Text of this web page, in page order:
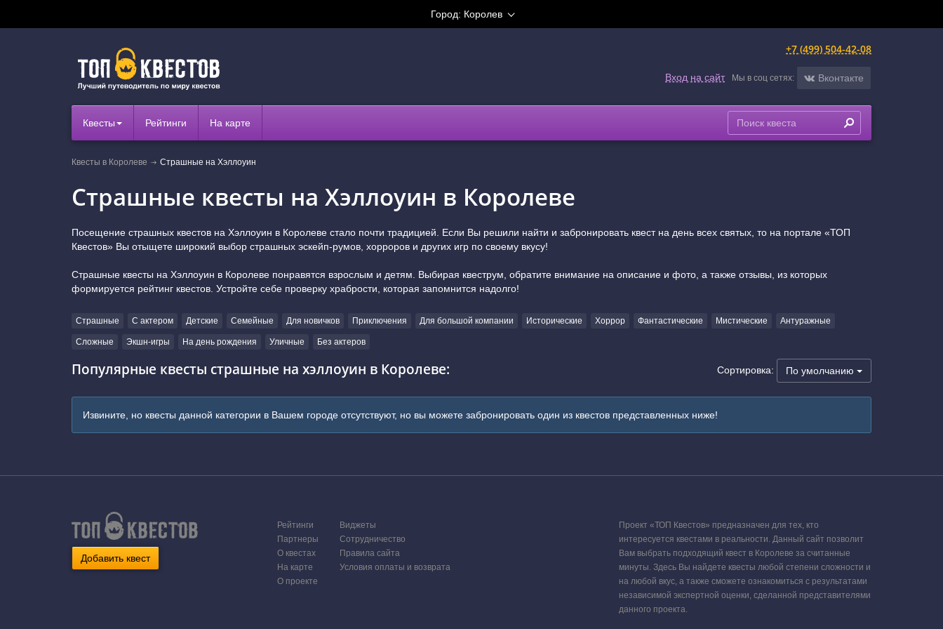
Город: Королев
+7 (499) 504-42-08
Вход на сайт Мы в соц сетях: Вконтакте
Квесты Рейтинги На карте
Квесты в Королеве Страшные на Хэллоуин
Страшные квесты на Хэллоуин в Королеве
Посещение страшных квестов на Хэллоуин в Королеве стало почти традицией. Если Вы решили найти и забронировать квест на день всех святых, то на портале «ТОП
Квестов» Вы отыщете широкий выбор страшных эскейп-румов, хорроров и других игр по своему вкусу!
Страшные квесты на Хэллоуин в Королеве понравятся взрослым и детям. Выбирая квеструм, обратите внимание на описание и фото, а также отзывы, из которых
формируется рейтинг квестов. Устройте себе проверку храбрости, которая запомнится надолго!
Страшные С актером Детские Семейные Для новичков Приключения Для большой компании Исторические Хоррор Фантастические Мистические Антуражные
Сложные Экшн-игры На день рождения Уличные Без актеров
Популярные квесты страшные на хэллоуин в Королеве: Сортировка: По умолчанию
Извините, но квесты данной категории в Вашем городе отсутствуют, но вы можете забронировать один из квестов представленных ниже!
Добавить квест
Рейтинги
Партнеры
О квестах
На карте
О проекте
Виджеты
Сотрудничество
Правила сайта
Условия оплаты и возврата
Проект «ТОП Квестов» предназначен для тех, кто
интересуется квестами в реальности. Данный сайт позволит
Вам выбрать подходящий квест в Королеве за считанные
минуты. Здесь Вы найдете квесты любой степени сложности и
на любой вкус, а также сможете ознакомиться с результатами
независимой экспертной оценки, сделанной представителями
данного проекта.